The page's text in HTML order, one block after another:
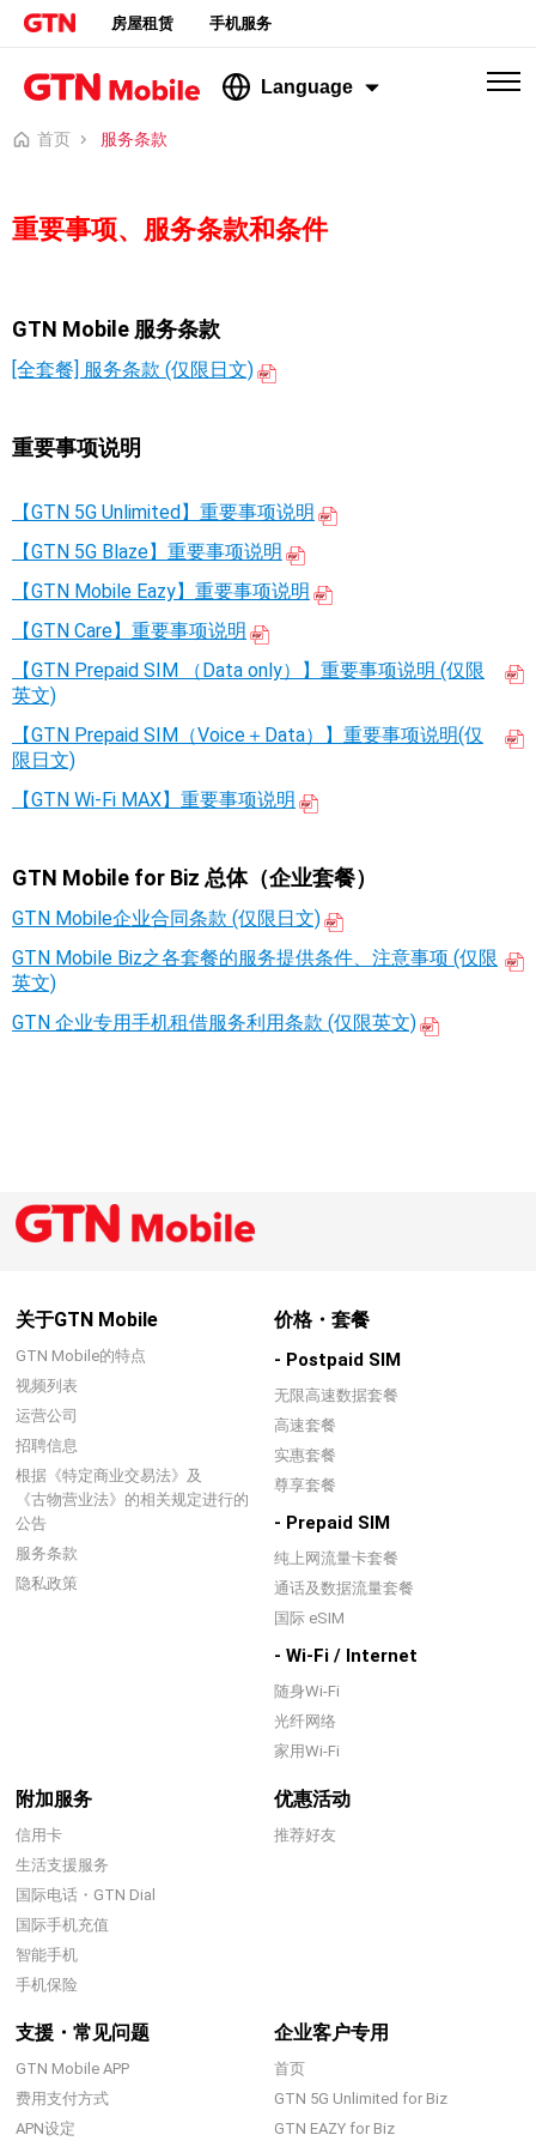
房屋租赁 手机服务
Language
首页 服务条款
重要事项、服务条款和条件
GTN Mobile 服务条款
[全套餐] 服务条款 (仅限日文)
重要事项说明
【GTN 5G Unlimited】重要事项说明
【GTN 5G Blaze】重要事项说明
【GTN Mobile Eazy】重要事项说明
【GTN Care】重要事项说明
【GTN Prepaid SIM （Data only）】重要事项说明 (仅限
英文)
【GTN Prepaid SIM（Voice＋Data）】重要事项说明(仅
限日文)
【GTN Wi-Fi MAX】重要事项说明
GTN Mobile for Biz 总体（企业套餐）
GTN Mobile企业合同条款 (仅限日文)
GTN Mobile Biz之各套餐的服务提供条件、注意事项 (仅限
英文)
GTN 企业专用手机租借服务利用条款 (仅限英文)
关于GTN Mobile
GTN Mobile的特点
视频列表
运营公司
招聘信息
根据《特定商业交易法》及
《古物营业法》的相关规定进行的
公告
服务条款
隐私政策
价格・套餐
- Postpaid SIM
无限高速数据套餐
高速套餐
实惠套餐
尊享套餐
- Prepaid SIM
纯上网流量卡套餐
通话及数据流量套餐
国际 eSIM
- Wi-Fi / Internet
随身Wi-Fi
光纤网络
家用Wi-Fi
附加服务
信用卡
生活支援服务
国际电话・GTN Dial
国际手机充值
智能手机
手机保险
优惠活动
推荐好友
支援・常见问题
GTN Mobile APP
费用支付方式
APN设定
企业客户专用
首页
GTN 5G Unlimited for Biz
GTN EAZY for Biz